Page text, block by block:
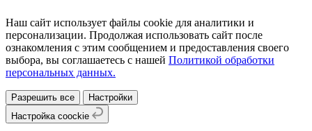
Наш сайт использует файлы cookie для аналитики и
персонализации. Продолжая использовать сайт после
ознакомления с этим сообщением и предоставления своего
выбора, вы соглашаетесь с нашей Политикой обработки
персональных данных.
Разрешить все
Настройки
Настройка coockie